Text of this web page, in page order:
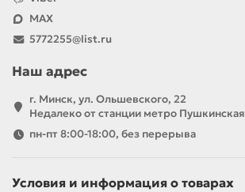
MAX
5772255@list.ru
Наш адрес
г. Минск, ул. Ольшевского, 22
Недалеко от станции метро Пушкинская
пн-пт 8:00-18:00, без перерыва
Условия и информация о товарах